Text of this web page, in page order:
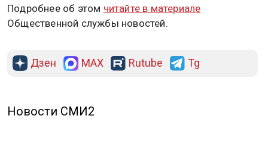
Подробнее об этом читайте в материале
Общественной службы новостей.
Дзен MAX Rutube Tg
Новости СМИ2